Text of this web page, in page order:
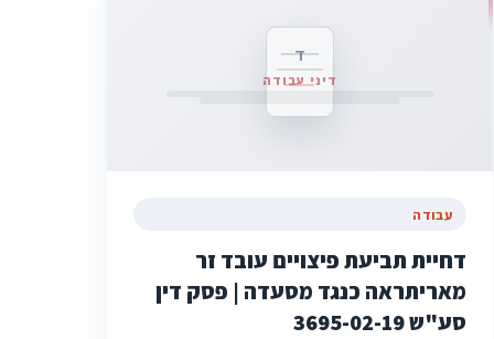
ד
דיני עבודה
עבודה
דחיית תביעת פיצויים עובד זר
מאריתראה כנגד מסעדה | פסק דין
סע"ש 3695-02-19